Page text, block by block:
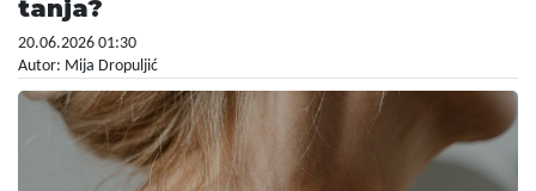
tanja?
20.06.2026 01:30
Autor: Mija Dropuljić